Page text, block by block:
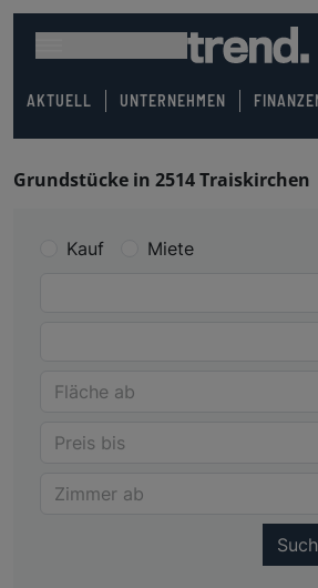
AKTUELL UNTERNEHMEN
Grundstücke in 2514 Traiskirchen
Kauf Miete